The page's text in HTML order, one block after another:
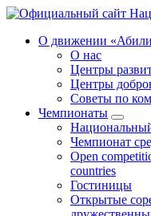
О движении
О нас
Центры
Центры
Советы по
Чемпионаты
Чемпионат
Open
countries
Гостиницы
Открытые